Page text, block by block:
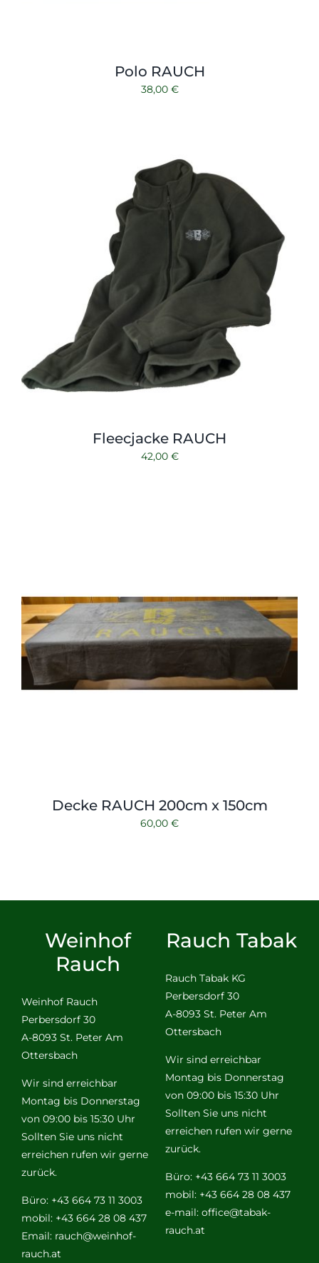
Polo RAUCH
38,00 €
Fleecjacke RAUCH
42,00 €
Decke RAUCH 200cm x 150cm
60,00 €
Weinhof
Rauch
Weinhof Rauch
Perbersdorf 30
A-8093 St. Peter Am
Ottersbach
Wir sind erreichbar
Montag bis Donnerstag
von 09:00 bis 15:30 Uhr
Sollten Sie uns nicht
erreichen rufen wir gerne
zurück.
Büro: +43 664 73 11 3003
mobil: +43 664 28 08 437
Email: rauch@weinhof-
rauch.at
Rauch Tabak
Rauch Tabak KG
Perbersdorf 30
A-8093 St. Peter Am
Ottersbach
Wir sind erreichbar
Montag bis Donnerstag
von 09:00 bis 15:30 Uhr
Sollten Sie uns nicht
erreichen rufen wir gerne
zurück.
Büro: +43 664 73 11 3003
mobil: +43 664 28 08 437
e-mail: office@tabak-
rauch.at